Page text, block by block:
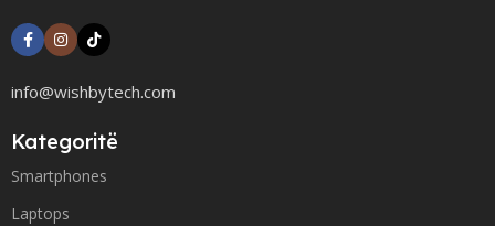
info@wishbytech.com
Kategoritë
Smartphones
Laptops